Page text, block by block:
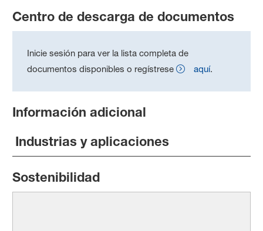
Centro de descarga de documentos
Inicie sesión para ver la lista completa de
documentos disponibles o regístrese
aquí.
Información adicional
Industrias y aplicaciones
Sostenibilidad